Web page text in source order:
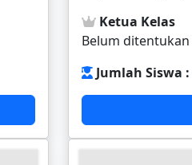
Ketua Kelas
Belum ditentukan
Jumlah Siswa :